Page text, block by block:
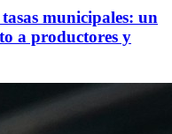
municipales: un
a productores y